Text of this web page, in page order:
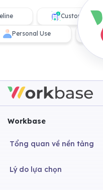
Customer Service
Personal Use
Workbase
Tổng quan về nền tảng
Lý do lựa chọn